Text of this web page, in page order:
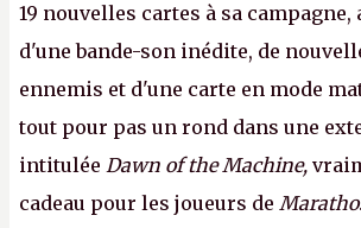
19 nouvelles cartes à sa campagne,
d'une bande-son inédite, de
ennemis et d'une carte en mode
tout pour pas un rond dans une
intitulée Dawn of the Machine,
cadeau pour les joueurs de Maratho